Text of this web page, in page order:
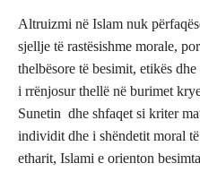
Altruizmi në Islam nuk
sjellje të rastësishme morale,
thelbësore të besimit, etikës
i rrënjosur thellë në burimet
Sunetin dhe shfaqet si kriter
individit dhe i shëndetit moral
etharit, Islami e orienton